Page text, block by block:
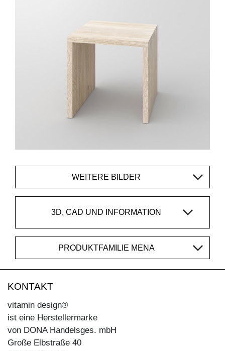
WEITERE BILDER
3D, CAD UND INFORMATION
PRODUKTFAMILIE MENA
KONTAKT
vitamin design®
ist eine Herstellermarke
von DONA Handelsges. mbH
Große Elbstraße 40